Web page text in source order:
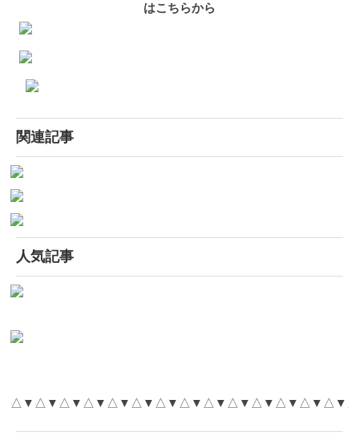
はこちらから
関連記事
人気記事